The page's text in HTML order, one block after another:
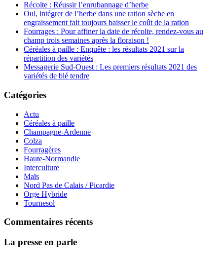
Récolte : Réussir l’enrubannage d’herbe
Oui, intégrer de l’herbe dans une ration sèche en
engraissement fait toujours baisser le coût de la ration
Fourrages : Pour affiner la date de récolte, rendez-vous au
champ trois semaines après la floraison !
Céréales à paille : Enquête : les résultats 2021 sur la
répartition des variétés
Messagerie Sud-Ouest : Les premiers résultats 2021 des
variétés de blé tendre
Catégories
Actu
Céréales à paille
Champagne-Ardenne
Colza
Fourragères
Haute-Normandie
Interculture
Maïs
Nord Pas de Calais / Picardie
Orge Hybride
Tournesol
Commentaires récents
La presse en parle